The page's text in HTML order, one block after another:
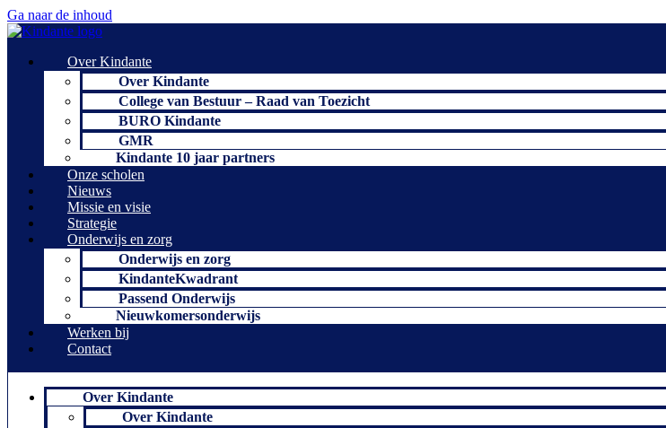
Ga naar de inhoud
Over Kindante
Over Kindante
College van Bestuur – Raad van Toezicht
BURO Kindante
GMR
Kindante 10 jaar partners
Onze scholen
Nieuws
Missie en visie
Strategie
Onderwijs en zorg
Onderwijs en zorg
KindanteKwadrant
Passend Onderwijs
Nieuwkomersonderwijs
Werken bij
Contact
Over Kindante
Over Kindante